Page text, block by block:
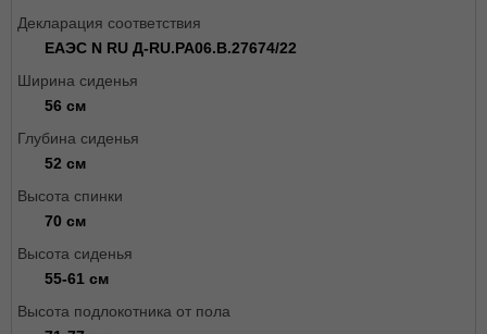
Декларация соответствия
ЕАЭС N RU Д-RU.РА06.В.27674/22
Ширина сиденья
56 см
Глубина сиденья
52 см
Высота спинки
70 см
Высота сиденья
55-61 см
Высота подлокотника от пола